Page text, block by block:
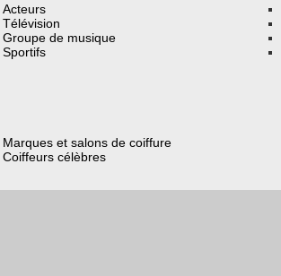
Acteurs
Télévision
Groupe de musique
Sportifs
Marques et salons de coiffure
Coiffeurs célèbres